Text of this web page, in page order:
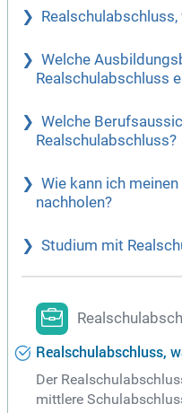
Welche
Realschulabschluss
Welche
Realschulabschluss?
Wie kann ich
nachholen?
Studium mit
Realschulabschluss,
Der
mittlere